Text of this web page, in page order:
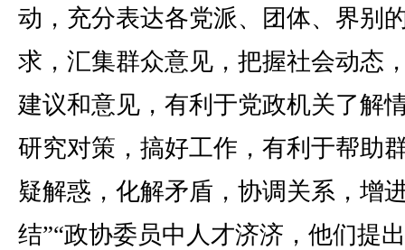
动，充分表达各党派、团体、界别
求，汇集群众意见，把握社会动态
建议和意见，有利于党政机关了解
研究对策，搞好工作，有利于帮助
疑解惑，化解矛盾，协调关系，增
结”“政协委员中人才济济，他们提